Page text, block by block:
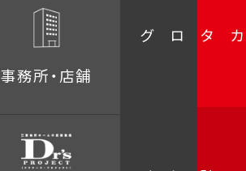
無料カタログ
事務所・店舗